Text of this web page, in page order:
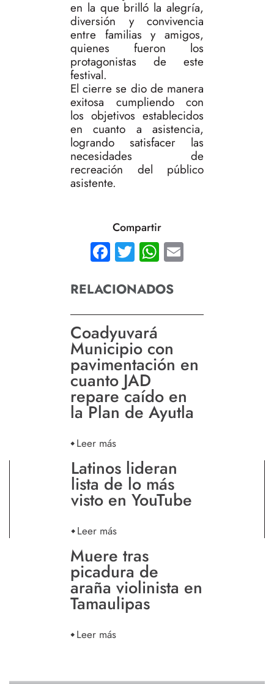
en la que brilló la alegría,
diversión y convivencia
entre familias y amigos,
quienes fueron los
protagonistas de este
festival.
El cierre se dio de manera
exitosa cumpliendo con
los objetivos establecidos
en cuanto a asistencia,
logrando satisfacer las
necesidades de
recreación del público
asistente.
Compartir
Facebook
TwitterWhatsApp
RELACIONADOS
Coadyuvará
Municipio con
pavimentación en
cuanto JAD
repare caído en
la Plan de Ayutla
Leer más
Latinos lideran
lista de lo más
visto en YouTube
Leer más
Muere tras
picadura de
araña violinista en
Tamaulipas
Leer más